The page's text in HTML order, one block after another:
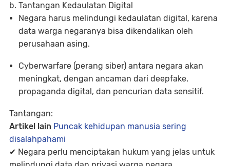
b. Tantangan Kedaulatan Digital
Negara harus melindungi kedaulatan digital, karena
data warga negaranya bisa dikendalikan oleh
perusahaan asing.
Cyberwarfare (perang siber) antara negara akan
meningkat, dengan ancaman dari deepfake,
propaganda digital, dan pencurian data sensitif.
Tantangan:
Artikel lain Puncak kehidupan manusia sering
disalahpahami
✔ Negara perlu menciptakan hukum yang jelas untuk